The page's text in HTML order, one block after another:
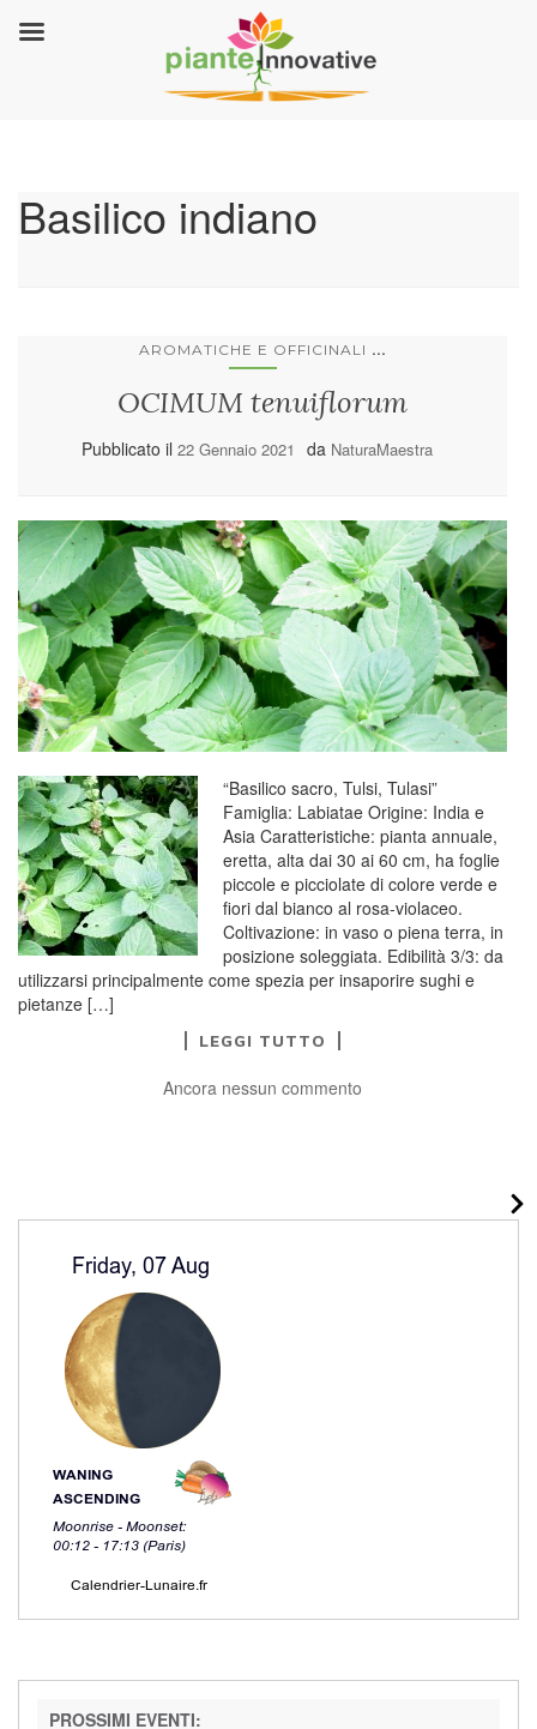
Basilico indiano
AROMATICHE E OFFICINALI ...
OCIMUM tenuiflorum
Pubblicato il 22 Gennaio 2021 da NaturaMaestra
“Basilico sacro, Tulsi, Tulasi”
Famiglia: Labiatae Origine: India e
Asia Caratteristiche: pianta annuale,
eretta, alta dai 30 ai 60 cm, ha foglie
piccole e picciolate di colore verde e
fiori dal bianco al rosa-violaceo.
Coltivazione: in vaso o piena terra, in
posizione soleggiata. Edibilità 3/3: da
utilizzarsi principalmente come spezia per insaporire sughi e
pietanze […]
LEGGI TUTTO
Ancora nessun commento
PROSSIMI EVENTI: